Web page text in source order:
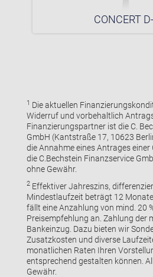
CONCERT
1 Die aktuellen
Widerruf und vorbehaltlich
Finanzierungspartner ist die C.
GmbH (Kantstraße 17, 10623
die Annahme eines Antrages
die C.Bechstein Finanzservice
ohne Gewähr.
2Effektiver Jahreszins,
Mindestlaufzeit beträgt 12
fällt eine Anzahlung von mind. 20
Preisempfehlung an. Zahlung der
Bankeinzug. Dazu bieten wir
Zusatzkosten und diverse
monatlichen Raten Ihren
entsprechend gestalten können.
Gewähr.